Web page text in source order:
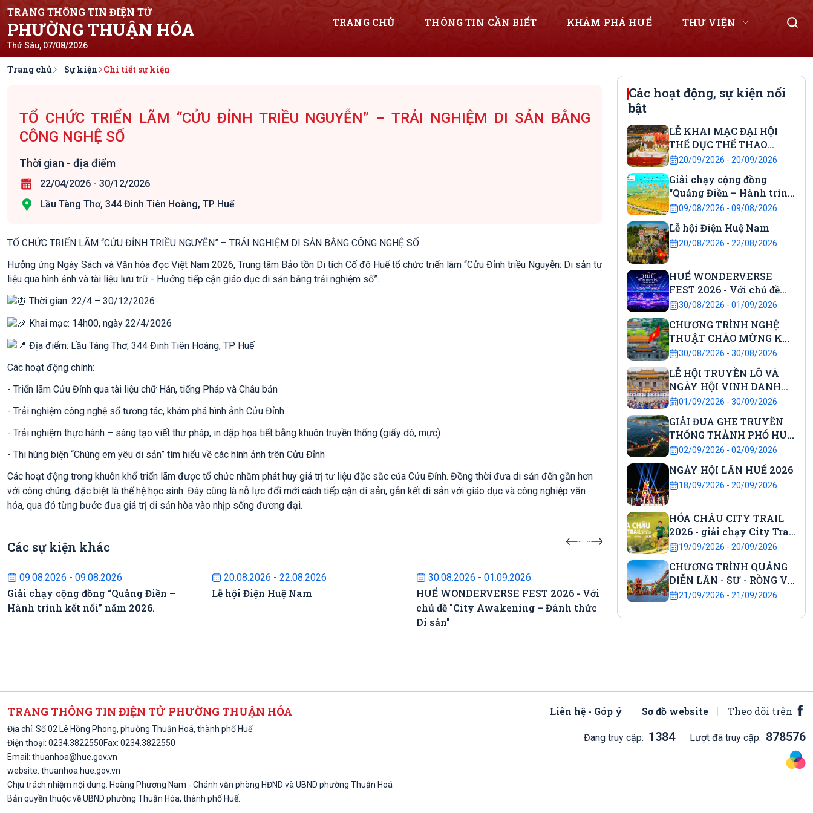
TRANG THÔNG TIN ĐIỆN TỬ
PHƯỜNG THUẬN HÓA
Thứ Sáu, 07/08/2026
TRANG CHỦ THÔNG TIN CẦN BIẾT KHÁM PHÁ HUẾ THƯ VIỆN
Trang chủ Sự kiện Chi tiết sự kiện
TỔ CHỨC TRIỂN LÃM “CỬU ĐỈNH TRIỀU NGUYỄN” – TRẢI NGHIỆM DI SẢN BẰNG
CÔNG NGHỆ SỐ
Thời gian - địa điểm
22/04/2026 - 30/12/2026
Lầu Tàng Thơ, 344 Đinh Tiên Hoàng, TP Huế
TỔ CHỨC TRIỂN LÃM “CỬU ĐỈNH TRIỀU NGUYỄN” – TRẢI NGHIỆM DI SẢN BẰNG CÔNG NGHỆ SỐ
Hưởng ứng Ngày Sách và Văn hóa đọc Việt Nam 2026, Trung tâm Bảo tồn Di tích Cố đô Huế tổ chức triển lãm “Cửu Đỉnh triều Nguyễn: Di sản tư
liệu qua hình ảnh và tài liệu lưu trữ - Hướng tiếp cận giáo dục di sản bằng trải nghiệm số”.
Thời gian: 22/4 – 30/12/2026
Khai mạc: 14h00, ngày 22/4/2026
Địa điểm: Lầu Tàng Thơ, 344 Đinh Tiên Hoàng, TP Huế
Các hoạt động chính:
- Triển lãm Cửu Đỉnh qua tài liệu chữ Hán, tiếng Pháp và Châu bản
- Trải nghiệm công nghệ số tương tác, khám phá hình ảnh Cửu Đỉnh
- Trải nghiệm thực hành – sáng tạo viết thư pháp, in dập họa tiết bằng khuôn truyền thống (giấy dó, mực)
- Thi hùng biện “Chúng em yêu di sản” tìm hiểu về các hình ảnh trên Cửu Đỉnh
Các hoạt động trong khuôn khổ triển lãm được tổ chức nhằm phát huy giá trị tư liệu đặc sắc của Cửu Đỉnh. Đồng thời đưa di sản đến gần hơn
với công chúng, đặc biệt là thế hệ học sinh. Đây cũng là nỗ lực đổi mới cách tiếp cận di sản, gắn kết di sản với giáo dục và công nghiệp văn
hóa, qua đó từng bước đưa giá trị di sản hòa vào nhịp sống đương đại.
Các sự kiện khác
Sự kiện sắp diễn ra
09.08.2026 - 09.08.2026
Giải chạy cộng đồng “Quảng Điền –
Hành trình kết nối” năm 2026.
20.08.2026 - 22.08.2026
Lễ hội Điện Huệ Nam
30.08.2026 - 01.09.2026
HUẾ WONDERVERSE FEST 2026 - Với
chủ đề "City Awakening – Đánh thức
Di sản"
Sự kiện sắp diễn ra
30.08.2026 - 30.08.2026
CHƯƠNG TRÌNH NGHỆ THUẬT CHÀO
MẠNG THÁNG 8 THÀNH CÔNG VÀ
Các hoạt động, sự kiện nổi
bật
20/09/2026 - 20/09/2026
LỄ KHAI MẠC ĐẠI HỘI
THỂ DỤC THỂ THAO
THÀNH PHỐ HUẾ
09/08/2026 - 09/08/2026
Giải chạy cộng đồng
“Quảng Điền – Hành trình
kết nối” năm 2026.
20/08/2026 - 22/08/2026
Lễ hội Điện Huệ Nam
30/08/2026 - 01/09/2026
HUẾ WONDERVERSE
FEST 2026 - Với chủ đề
"City Awakening – Đánh
30/08/2026 - 30/08/2026
CHƯƠNG TRÌNH NGHỆ
THUẬT CHÀO MỪNG KỶ
NIỆM 81 NĂM CÁCH
MẠNG THÁNG 8 THÀNH
CÔNG VÀ QUỐC KHÁNH
NƯỚC CNXHCN VIỆT
NAM
01/09/2026 - 30/09/2026
LỄ HỘI TRUYỀN LÔ VÀ
NGÀY HỘI VINH DANH
HỌC SINH DANH DỰ
02/09/2026 - 02/09/2026
GIẢI ĐUA GHE TRUYỀN
THỐNG THÀNH PHỐ HUẾ
LẦN THỨ 37 NĂM 2026
18/09/2026 - 20/09/2026
NGÀY HỘI LÂN HUẾ 2026
19/09/2026 - 20/09/2026
HÓA CHÂU CITY TRAIL
2026 - giải chạy City Trail
đầu tiên tại Cố đô
21/09/2026 - 21/09/2026
CHƯƠNG TRÌNH QUẢNG
DIỄN LÂN - SƯ - RỒNG VÀ
RƯỚC ĐÈN TRUNG THU
TRANG THÔNG TIN ĐIỆN TỬ PHƯỜNG THUẬN HÓA
Địa chỉ: Số 02 Lê Hồng Phong, phường Thuận Hoá, thành phố Huế
Điện thoại: 0234.3822550Fax: 0234.3822550
Email: thuanhoa@hue.gov.vn
website: thuanhoa.hue.gov.vn
Chịu trách nhiệm nội dung: Hoàng Phương Nam - Chánh văn phòng HĐND và UBND phường Thuận Hoá
Bản quyền thuộc về UBND phường Thuận Hóa, thành phố Huế.
Liên hệ - Góp ý Sơ đồ website Theo dõi trên
Đang truy cập: 1384 Lượt đã truy cập: 878576